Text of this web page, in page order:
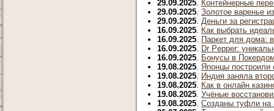
29.09.2025. Контейнерные
29.09.2025. Золотое варенье
29.09.2025. Деньги за
16.09.2025. Как выбрать
16.09.2025. Паркет для дома:
16.09.2025. Dr Pepper:
16.09.2025. Бонусы в
19.08.2025. Японцы построили
19.08.2025. Индия заняла
19.08.2025. Как в онлайн
19.08.2025. Учёные
19.08.2025. Созданы туфли